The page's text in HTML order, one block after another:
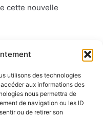
utilisons des technologies
aux informations des
nous permettra de
de navigation ou les ID
ou de retirer son
cette nouvelle
où il n'y a pas de
dites "à
un aléa sisimique
des règles de
en plus strictes